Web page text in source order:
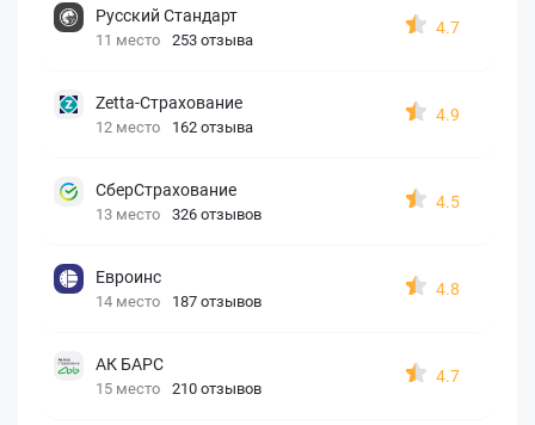
Русский Стандарт
11 место 253 отзыва
4.7
Zetta-Страхование
12 место 162 отзыва
4.9
СберСтрахование
13 место 326 отзывов
4.5
Евроинс
14 место 187 отзывов
4.8
АК БАРС
15 место 210 отзывов
4.7